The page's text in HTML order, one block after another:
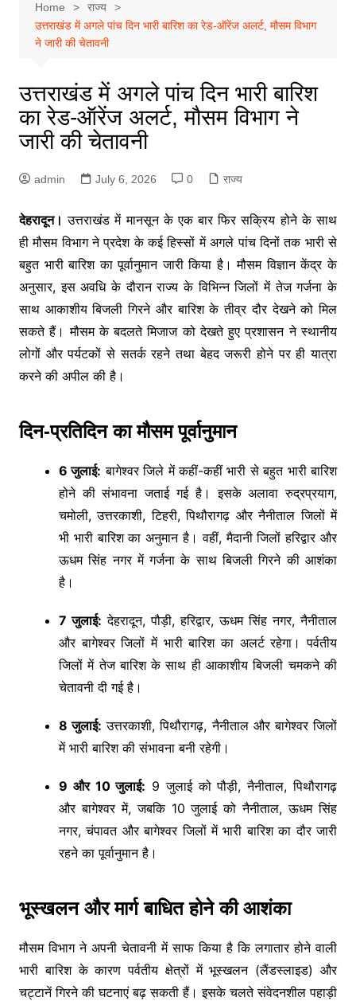
Home
राज्य
उत्तराखंड में अगले पांच दिन भारी बारिश का रेड-ऑरेंज अलर्ट, मौसम विभाग
ने जारी की चेतावनी
उत्तराखंड में अगले पांच दिन भारी बारिश
का रेड-ऑरेंज अलर्ट, मौसम विभाग ने
जारी की चेतावनी
admin July 6, 2026 0 राज्य
देहरादून। उत्तराखंड में मानसून के एक बार फिर सक्रिय होने के साथ
ही मौसम विभाग ने प्रदेश के कई हिस्सों में अगले पांच दिनों तक भारी से
बहुत भारी बारिश का पूर्वानुमान जारी किया है। मौसम विज्ञान केंद्र के
अनुसार, इस अवधि के दौरान राज्य के विभिन्न जिलों में तेज गर्जना के
साथ आकाशीय बिजली गिरने और बारिश के तीव्र दौर देखने को मिल
सकते हैं। मौसम के बदलते मिजाज को देखते हुए प्रशासन ने स्थानीय
लोगों और पर्यटकों से सतर्क रहने तथा बेहद जरूरी होने पर ही यात्रा
करने की अपील की है।
दिन-प्रतिदिन का मौसम पूर्वानुमान
6 जुलाई: बागेश्वर जिले में कहीं-कहीं भारी से बहुत भारी बारिश
होने की संभावना जताई गई है। इसके अलावा रुद्रप्रयाग,
चमोली, उत्तरकाशी, टिहरी, पिथौरागढ़ और नैनीताल जिलों में
भी भारी बारिश का अनुमान है। वहीं, मैदानी जिलों हरिद्वार और
ऊधम सिंह नगर में गर्जना के साथ बिजली गिरने की आशंका
है।
7 जुलाई: देहरादून, पौड़ी, हरिद्वार, ऊधम सिंह नगर, नैनीताल
और बागेश्वर जिलों में भारी बारिश का अलर्ट रहेगा। पर्वतीय
जिलों में तेज बारिश के साथ ही आकाशीय बिजली चमकने की
चेतावनी दी गई है।
8 जुलाई: उत्तरकाशी, पिथौरागढ़, नैनीताल और बागेश्वर जिलों
में भारी बारिश की संभावना बनी रहेगी।
9 और 10 जुलाई: 9 जुलाई को पौड़ी, नैनीताल, पिथौरागढ़
और बागेश्वर में, जबकि 10 जुलाई को नैनीताल, ऊधम सिंह
नगर, चंपावत और बागेश्वर जिलों में भारी बारिश का दौर जारी
रहने का पूर्वानुमान है।
भूस्खलन और मार्ग बाधित होने की आशंका
मौसम विभाग ने अपनी चेतावनी में साफ किया है कि लगातार होने वाली
भारी बारिश के कारण पर्वतीय क्षेत्रों में भूस्खलन (लैंडस्लाइड) और
चट्टानें गिरने की घटनाएं बढ़ सकती हैं। इसके चलते संवेदनशील पहाड़ी